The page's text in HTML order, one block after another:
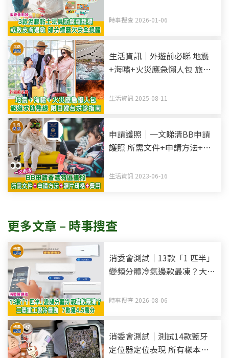
時事搜查 2026-01-06
生活資訊｜外遊前必睇 地震
+海嘯+火災應急懶人包 旅遊
生活資訊 2025-08-11
申請護照｜一文睇清BB申請
護照 所需文件+申請方法+照
生活資訊 2023-06-16
更多文章 – 時事搜查
消委會測試｜13款「1 匹半」
變頻分體冷氣邊款最凍？大金
時事搜查 2026-08-06
消委會測試｜測試14款藍牙
定位器定位表現 所有樣本表